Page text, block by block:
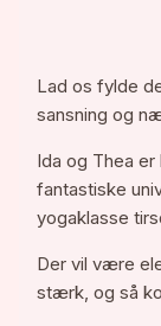
Lad os fylde
sansning og
Ida og Thea
fantastiske
yogaklasse
Der vil være
stærk, og så